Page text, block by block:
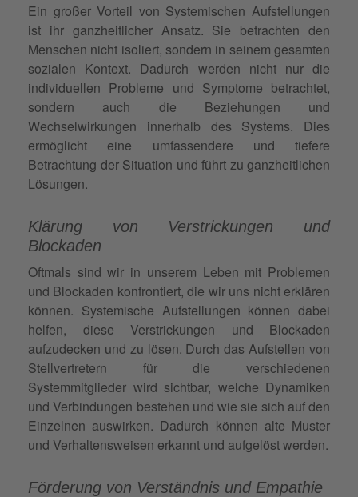
Ein großer Vorteil von Systemischen Aufstellungen
ist ihr ganzheitlicher Ansatz. Sie betrachten den
Menschen nicht isoliert, sondern in seinem gesamten
sozialen Kontext. Dadurch werden nicht nur die
individuellen Probleme und Symptome betrachtet,
sondern auch die Beziehungen und
Wechselwirkungen innerhalb des Systems. Dies
ermöglicht eine umfassendere und tiefere
Betrachtung der Situation und führt zu ganzheitlichen
Lösungen.
Klärung von Verstrickungen und
Blockaden
Oftmals sind wir in unserem Leben mit Problemen
und Blockaden konfrontiert, die wir uns nicht erklären
können. Systemische Aufstellungen können dabei
helfen, diese Verstrickungen und Blockaden
aufzudecken und zu lösen. Durch das Aufstellen von
Stellvertretern für die verschiedenen
Systemmitglieder wird sichtbar, welche Dynamiken
und Verbindungen bestehen und wie sie sich auf den
Einzelnen auswirken. Dadurch können alte Muster
und Verhaltensweisen erkannt und aufgelöst werden.
Förderung von Verständnis und Empathie